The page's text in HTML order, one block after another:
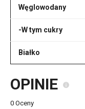
Węglowodany
-W tym cukry
Białko
OPINIE
0 Oceny